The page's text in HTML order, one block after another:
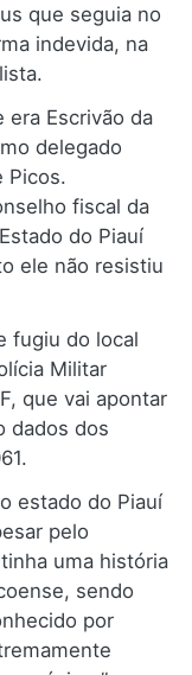
que seguia no
indevida, na
era Escrivão da
delegado
Picos.
fiscal da
do Piauí
ele não resistiu
fugiu do local
Militar
que vai apontar
dados dos
estado do Piauí
pelo
uma história
sendo
por